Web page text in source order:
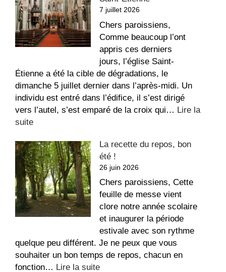
Coeur
7 juillet 2026
Chers paroissiens,
Comme beaucoup l’ont
appris ces derniers
jours, l’église Saint-
Étienne a été la cible de dégradations, le
dimanche 5 juillet dernier dans l’après-midi. Un
individu est entré dans l’édifice, il s’est dirigé
vers l’autel, s’est emparé de la croix qui… Lire la
suite:
suite
aux
dégradations
dans
l’église
Saint-
Étienne
La recette du repos, bon
été !
26 juin 2026
Chers paroissiens, Cette
feuille de messe vient
clore notre année scolaire
et inaugurer la période
estivale avec son rythme
quelque peu différent. Je ne peux que vous
souhaiter un bon temps de repos, chacun en
fonction… Lire la suite: